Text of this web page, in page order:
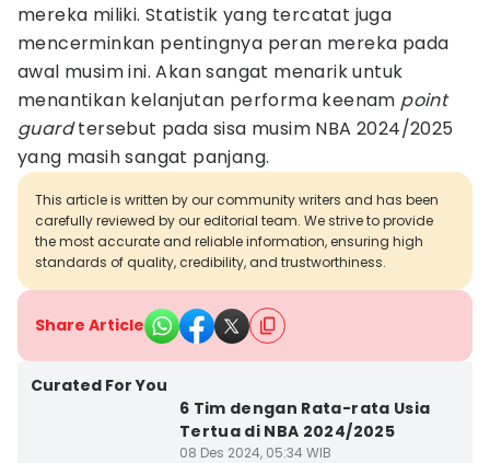
mereka miliki. Statistik yang tercatat juga
mencerminkan pentingnya peran mereka pada
awal musim ini. Akan sangat menarik untuk
menantikan kelanjutan performa keenam point
guardtersebut pada sisa musim NBA 2024/2025
yang masih sangat panjang.
This article is written by our community writers and has been
carefully reviewed by our editorial team. We strive to provide
the most accurate and reliable information, ensuring high
standards of quality, credibility, and trustworthiness.
Share Article
Curated For You
6 Tim dengan Rata-rata Usia
Tertua di NBA 2024/2025
08 Des 2024, 05:34 WIB